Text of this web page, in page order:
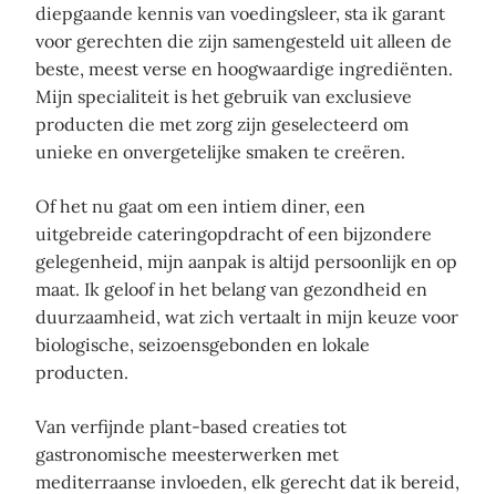
diepgaande kennis van voedingsleer, sta ik garant
voor gerechten die zijn samengesteld uit alleen de
beste, meest verse en hoogwaardige ingrediënten.
Mijn specialiteit is het gebruik van exclusieve
producten die met zorg zijn geselecteerd om
unieke en onvergetelijke smaken te creëren.
Of het nu gaat om een intiem diner, een
uitgebreide cateringopdracht of een bijzondere
gelegenheid, mijn aanpak is altijd persoonlijk en op
maat. Ik geloof in het belang van gezondheid en
duurzaamheid, wat zich vertaalt in mijn keuze voor
biologische, seizoensgebonden en lokale
producten.
Van verfijnde plant-based creaties tot
gastronomische meesterwerken met
mediterraanse invloeden, elk gerecht dat ik bereid,